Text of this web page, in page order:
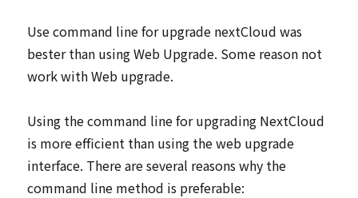
Use command line for upgrade nextCloud was
bester than using Web Upgrade. Some reason not
work with Web upgrade.
Using the command line for upgrading NextCloud
is more efficient than using the web upgrade
interface. There are several reasons why the
command line method is preferable: